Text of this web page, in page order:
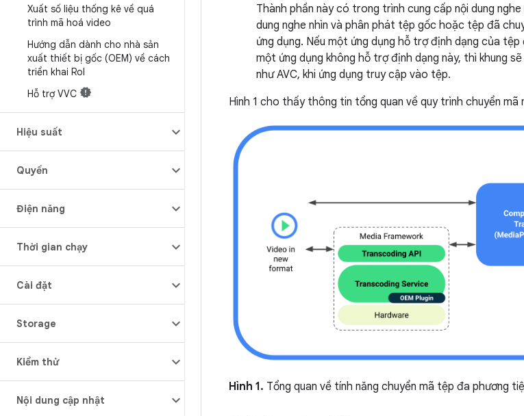
Xuất số liệu thống kê về quá
trình mã hoá video
Hướng dẫn dành cho nhà sản
xuất thiết bị gốc (OEM) về cách
triển khai RoI
Hỗ trợ VVC
Hiệu suất
Quyền
Điện năng
Thời gian chạy
Cài đặt
Storage
Kiểm thử
Nội dung cập nhật
Thành phần này có trong trình cung cấp nội dung
dung nghe nhìn và phân phát tệp gốc hoặc tệp đã
ứng dụng. Nếu một ứng dụng hỗ trợ định dạng của
một ứng dụng không hỗ trợ định dạng này, thì khung
như AVC, khi ứng dụng truy cập vào tệp.
Hình 1 cho thấy thông tin tổng quan về quy trình chuyển mã
Hình 1. Tổng quan về tính năng chuyển mã tệp đa phương